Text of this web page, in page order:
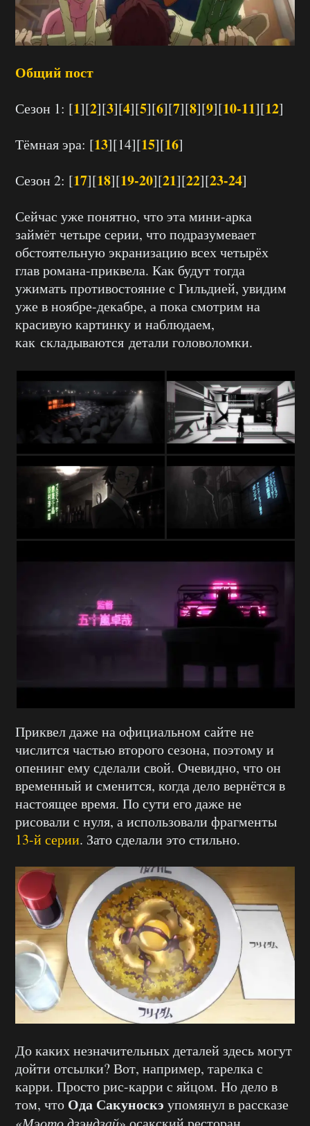
Общий пост
Сезон 1: [1][2][3][4][5][6][7][8][9][10-11][12]
Тёмная эра: [13][14][15][16]
Сезон 2: [17][18][19-20][21][22][23-24]
Сейчас уже понятно, что эта мини-арка
займёт четыре серии, что подразумевает
обстоятельную экранизацию всех четырёх
глав романа-приквела. Как будут тогда
ужимать противостояние с Гильдией, увидим
уже в ноябре-декабре, а пока смотрим на
красивую картинку и наблюдаем,
как складываются детали головоломки.
Приквел даже на официальном сайте не
числится частью второго сезона, поэтому и
опенинг ему сделали свой. Очевидно, что он
временный и сменится, когда дело вернётся в
настоящее время. По сути его даже не
рисовали с нуля, а использовали фрагменты
13-й серии. Зато сделали это стильно.
До каких незначительных деталей здесь могут
дойти отсылки? Вот, например, тарелка с
карри. Просто рис-карри с яйцом. Но дело в
том, что Ода Сакуноскэ упомянул в рассказе